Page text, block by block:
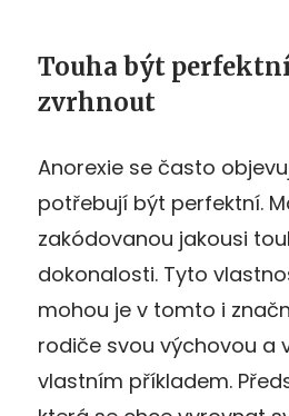
Touha být perfektní
zvrhnout
Anorexie se často
potřebují být perfektní.
zakódovanou jakousi
dokonalosti. Tyto
mohou je v tomto i
rodiče svou výchovou a
vlastním příkladem.